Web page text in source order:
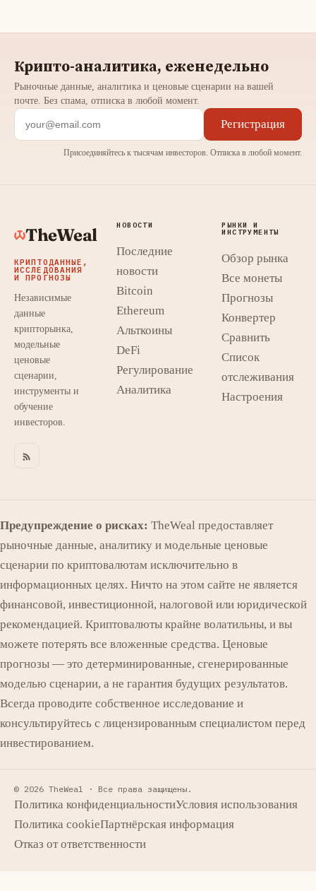
Крипто-аналитика, еженедельно
Рыночные данные, аналитика и ценовые сценарии на вашей
почте. Без спама, отписка в любой момент.
Регистрация
Присоединяйтесь к тысячам инвесторов. Отписка в любой момент.
TheWeal
КРИПТОДАННЫЕ,
ИССЛЕДОВАНИЯ
И ПРОГНОЗЫ
Независимые
данные
крипторынка,
модельные
ценовые
сценарии,
инструменты и
обучение
инвесторов.
НОВОСТИ
Последние
новости
Bitcoin
Ethereum
Альткоины
DeFi
Регулирование
Аналитика
РЫНКИ И
ИНСТРУМЕНТЫ
Обзор рынка
Все монеты
Прогнозы
Конвертер
Сравнить
Список
отслеживания
Настроения
Предупреждение о рисках: TheWeal предоставляет
рыночные данные, аналитику и модельные ценовые
сценарии по криптовалютам исключительно в
информационных целях. Ничто на этом сайте не является
финансовой, инвестиционной, налоговой или юридической
рекомендацией. Криптовалюты крайне волатильны, и вы
можете потерять все вложенные средства. Ценовые
прогнозы — это детерминированные, сгенерированные
моделью сценарии, а не гарантия будущих результатов.
Всегда проводите собственное исследование и
консультируйтесь с лицензированным специалистом перед
инвестированием.
© 2026 TheWeal · Все права защищены.
Политика конфиденциальностиУсловия использования
Политика cookieПартнёрская информация
Отказ от ответственности